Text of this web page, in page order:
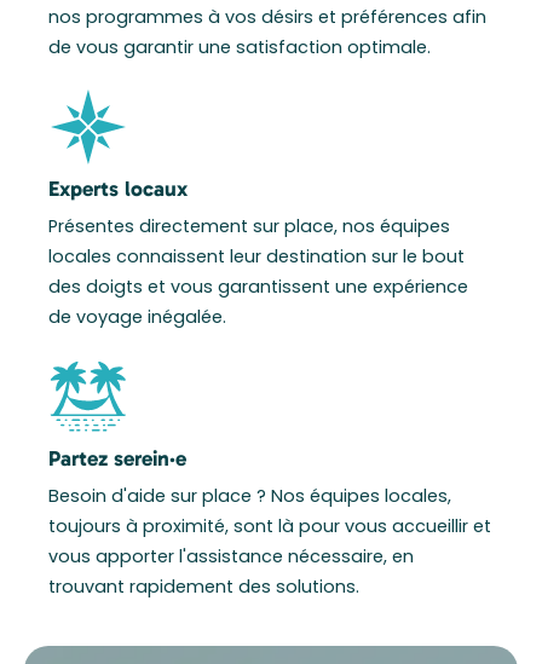
nos programmes à vos désirs et préférences afin
de vous garantir une satisfaction optimale.
Experts locaux
Présentes directement sur place, nos équipes
locales connaissent leur destination sur le bout
des doigts et vous garantissent une expérience
de voyage inégalée.
Partez serein·e
Besoin d'aide sur place ? Nos équipes locales,
toujours à proximité, sont là pour vous accueillir et
vous apporter l'assistance nécessaire, en
trouvant rapidement des solutions.